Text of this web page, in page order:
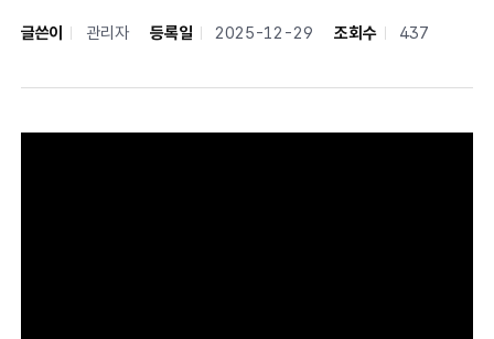
글쓴이 관리자 등록일 2025-12-29 조회수 437